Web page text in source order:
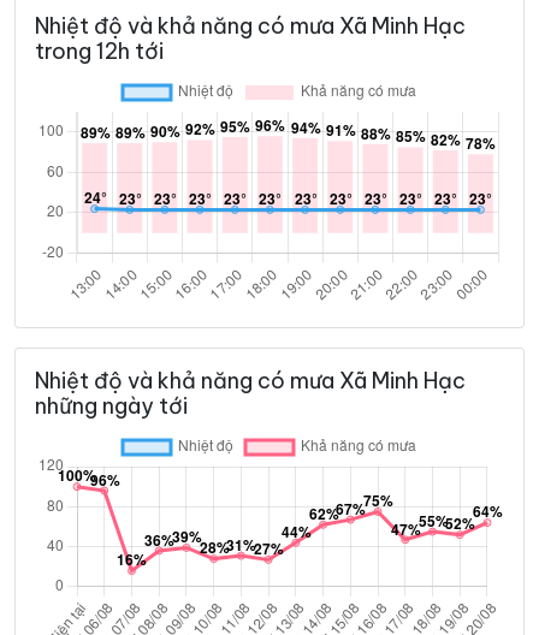
Nhiệt độ và khả năng có mưa Xã Minh Hạc
trong 12h tới
Nhiệt độ và khả năng có mưa Xã Minh Hạc
những ngày tới